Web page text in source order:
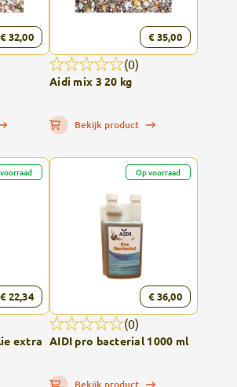
€ 32,00 € 35,00
(0)
Aidi mix 3 20 kg
Bekijk product
€ 22,34
extra
Op voorraad
€ 36,00
(0)
AIDI pro bacterial 1000 ml
Bekijk product